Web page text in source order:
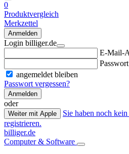
0
Produktvergleich
Merkzettel
Anmelden
Login billiger.de
E-Mail-
Passwort
angemeldet bleiben
Passwort vergessen?
Anmelden
oder
Weiter mit Apple
Sie haben noch
registrieren.
billiger.de
Computer & Software